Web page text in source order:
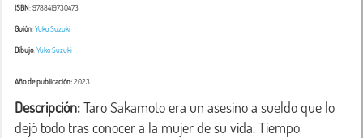
ISBN: 9788419730473
Guión:Yuko Suzuki
Dibujo:Yuko Suzuki
Año de publicación:2023
Descripción: Taro Sakamoto era un asesino a sueldo que lo
dejó todo tras conocer a la mujer de su vida. Tiempo